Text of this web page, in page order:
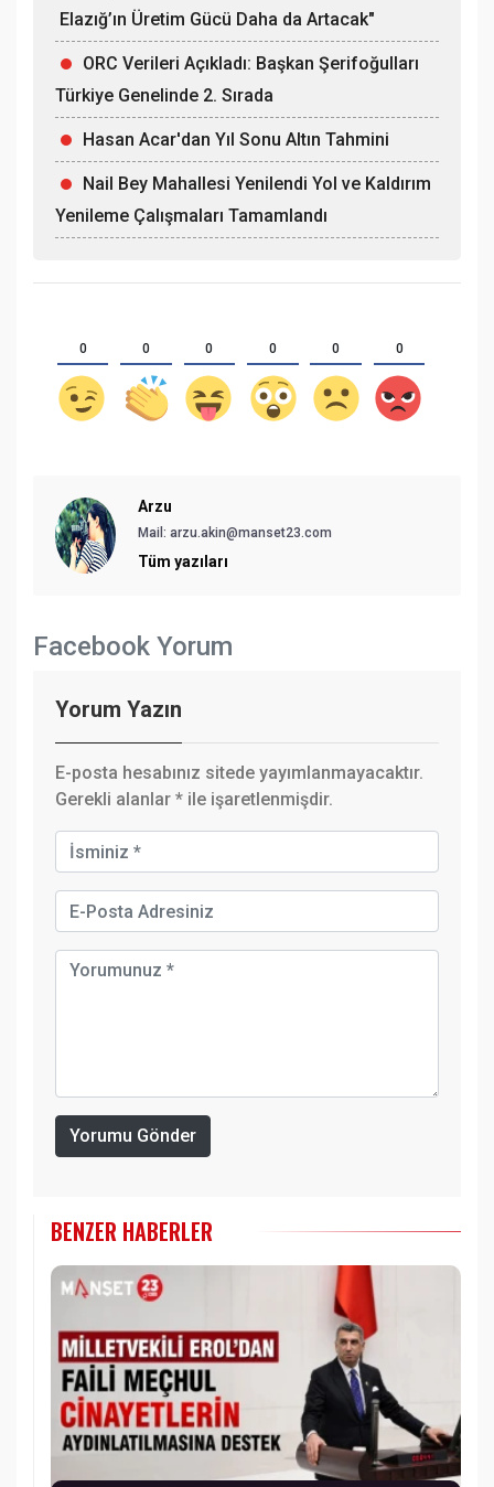
Elazığ’ın Üretim Gücü Daha da Artacak"
ORC Verileri Açıkladı: Başkan Şerifoğulları
Türkiye Genelinde 2. Sırada
Hasan Acar'dan Yıl Sonu Altın Tahmini
Nail Bey Mahallesi Yenilendi Yol ve Kaldırım
Yenileme Çalışmaları Tamamlandı
0 0 0 0 0 0
Arzu
Mail: arzu.akin@manset23.com
Tüm yazıları
Facebook Yorum
Yorum Yazın
E-posta hesabınız sitede yayımlanmayacaktır.
Gerekli alanlar * ile işaretlenmişdir.
Yorumu Gönder
BENZER HABERLER